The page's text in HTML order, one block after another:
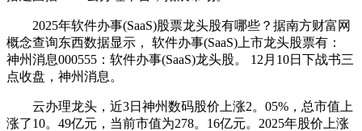
2025年软件办事(SaaS)股票龙头股有哪些？据南方财富网
概念查询东西数据显示， 软件办事(SaaS)上市龙头股票有：
神州消息000555：软件办事(SaaS)龙头股。 12月10日下战书三
点收盘，神州消息。
云办理龙头，近3日神州数码股价上涨2。05%，总市值上
涨了10。49亿元，当前市值为278。16亿元。2025年股价上涨